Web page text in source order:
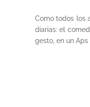
Como todos los
diarias: el
gesto, en un